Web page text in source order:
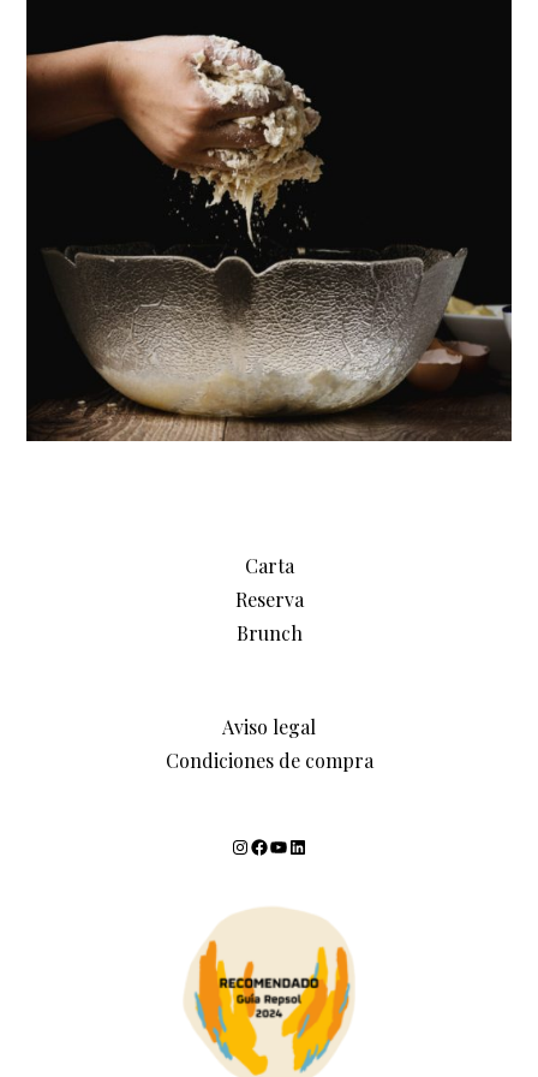
Carta
Reserva
Brunch
Aviso legal
Condiciones de compra
Instagram Facebook YouTube LinkedIn